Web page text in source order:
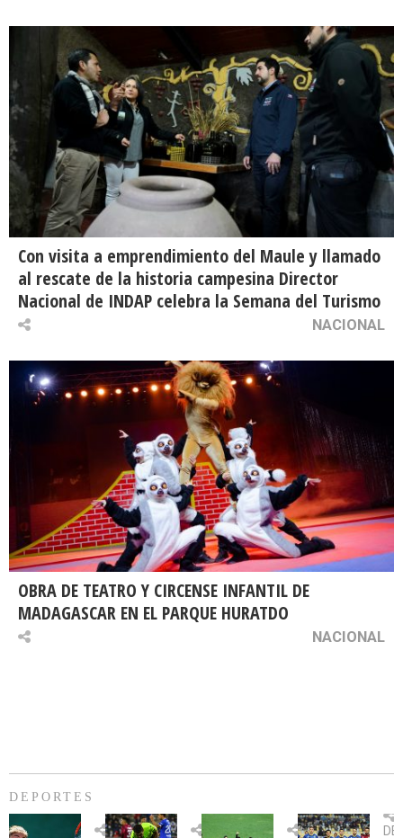
Con visita a emprendimiento del Maule y llamado
al rescate de la historia campesina Director
Nacional de INDAP celebra la Semana del Turismo
NACIONAL
OBRA DE TEATRO Y CIRCENSE INFANTIL DE
MADAGASCAR EN EL PARQUE HURATDO
NACIONAL
DEPORTES
Billie
U.
Copa